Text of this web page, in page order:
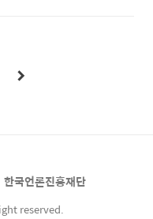
대해서 이야기를 했습니
다운 섬 제주도는 아우르
국 문화 탐방을 멋지게 마
조로 나뉘어 멘토들의
한국언론진흥재단
reserved.